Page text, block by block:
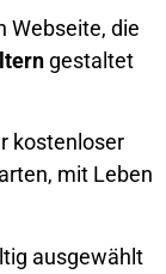
Webseite, die
gestaltet
kostenloser
mit Leben
ausgewählt